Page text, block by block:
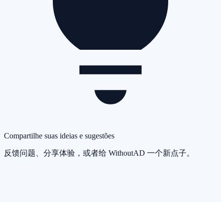
Compartilhe suas ideias e sugestões
反馈问题、分享体验，或者给 WithoutAD 一个新点子。